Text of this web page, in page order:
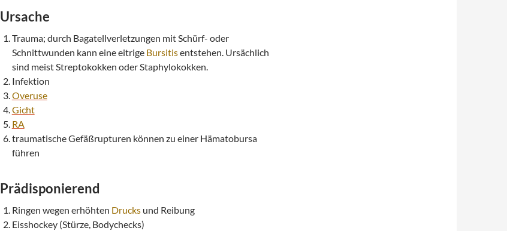
Ursache
Trauma; durch Bagatellverletzungen mit Schürf- oder
Schnittwunden kann eine eitrige Bursitisentstehen. Ursächlich
sind meist Streptokokken oder Staphylokokken.
Infektion
Overuse
Gicht
RA
traumatische Gefäßrupturen können zu einer Hämatobursa
führen
Prädisponierend
Ringen wegen erhöhten Drucksund Reibung
Eisshockey (Stürze, Bodychecks)